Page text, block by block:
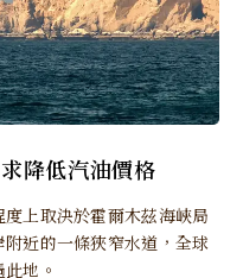
降低汽油價格
上取決於霍爾木茲海峽局
近的一條狹窄水道，全球
地。